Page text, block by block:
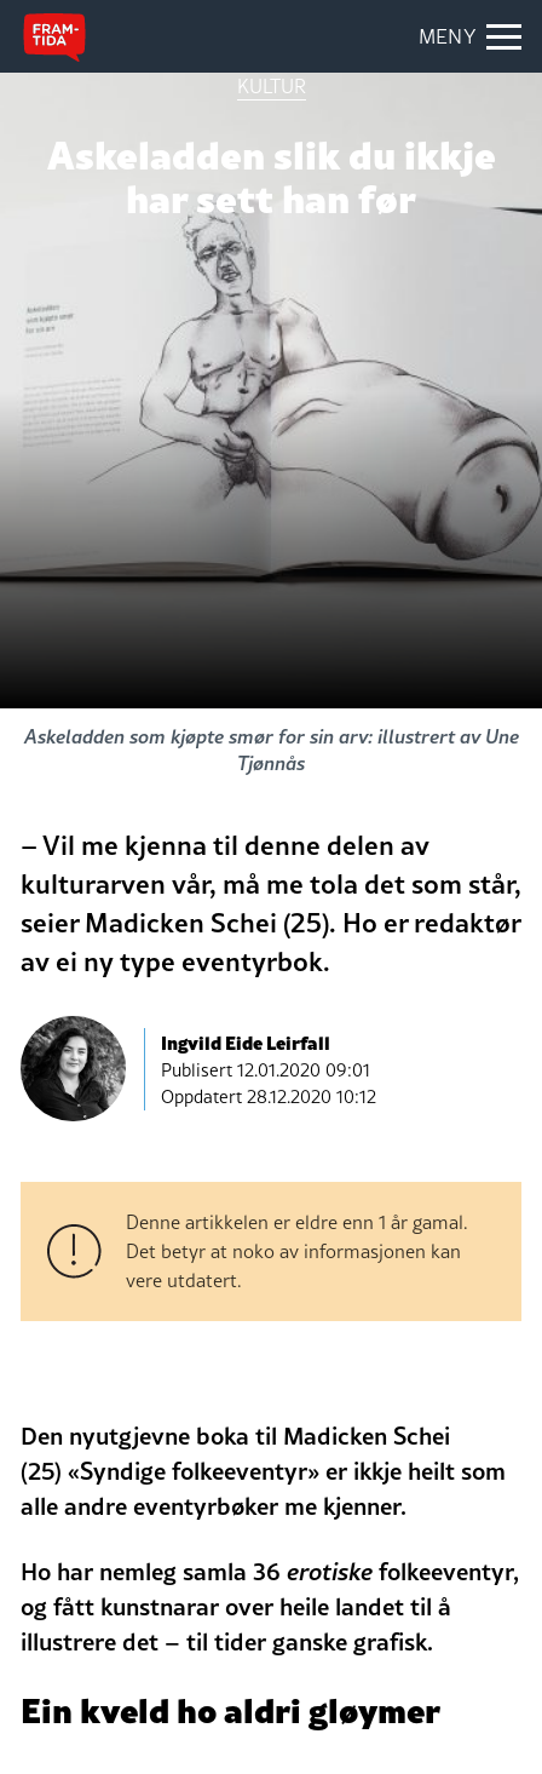
MENY
KULTUR
Askeladden slik du ikkje
har sett han før
Askeladden som kjøpte smør for sin arv: illustrert av Une
Tjønnås
– Vil me kjenna til denne delen av
kulturarven vår, må me tola det som står,
seier Madicken Schei (25). Ho er redaktør
av ei ny type eventyrbok.
Ingvild Eide Leirfall
Publisert12.01.2020 09:01
Oppdatert 28.12.2020 10:12
Denne artikkelen er eldre enn 1 år gamal.
Det betyr at noko av informasjonen kan
vere utdatert.
Den nyutgjevne boka til Madicken Schei
(25) «Syndige folkeeventyr» er ikkje heilt som
alle andre eventyrbøker me kjenner.
Ho har nemleg samla 36 erotiskefolkeeventyr,
og fått kunstnarar over heile landet til å
illustrere det – til tider ganske grafisk.
Ein kveld ho aldri gløymer